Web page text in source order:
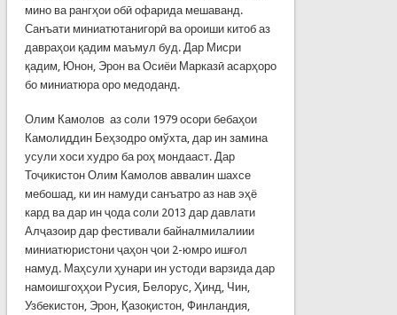
мино ва рангҳои обӣ офарида мешаванд.
Санъати миниатютанигорӣ ва ороиши китоб аз
давраҳои қадим маъмул буд. Дар Мисри
қадим, Юнон, Эрон ва Осиёи Марказӣ асарҳоро
бо миниатюра оро медоданд.
Олим Камолов аз соли 1979 осори бебаҳои
Камолиддин Беҳзодро омўхта, дар ин замина
усули хоси худро ба роҳ мондааст. Дар
Тоҷикистон Олим Камолов аввалин шахсе
мебошад, ки ин намуди санъатро аз нав эҳё
кард ва дар ин ҷода соли 2013 дар давлати
Алҷазоир дар фестивали байналмилалиии
миниатюристони ҷаҳон ҷои 2-юмро ишғол
намуд. Маҳсули ҳунари ин устоди варзида дар
намоишгоҳҳои Русия, Белорус, Ҳинд, Чин,
Узбекистон, Эрон, Қазоқистон, Финландия,